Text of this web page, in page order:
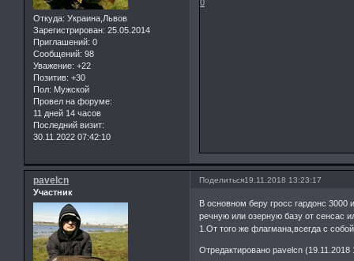
Откуда: Украина,Львов
Зарегистрирован: 25.05.2014
Приглашений: 0
Сообщений: 98
Уважение: +22
Позитив: +30
Пол: Мужской
Провел на форуме:
11 дней 14 часов
Последний визит:
30.11.2022 07:42:10
0
Поделиться19.11.2018 13:23:17
pavelcn
Участник
В основном беру гросс гардонс
речную или озерную базу от сенсас
1.От того же флагмана,всегда с
Отредактировано pavelcn (19.11.2018